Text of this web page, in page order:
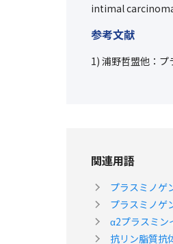
intimal
参考文献
1) 浦野哲盟他：
関連用語
プラスミノゲ
プラスミノゲ
α2プラスミン
抗リン脂質抗